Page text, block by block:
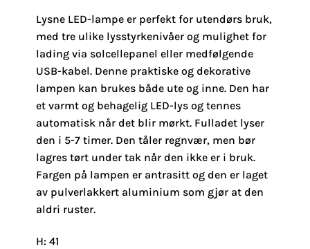
Lysne LED-lampe er perfekt for utendørs bruk,
med tre ulike lysstyrkenivåer og mulighet for
lading via solcellepanel eller medfølgende
USB-kabel. Denne praktiske og dekorative
lampen kan brukes både ute og inne. Den har
et varmt og behagelig LED-lys og tennes
automatisk når det blir mørkt. Fulladet lyser
den i 5-7 timer. Den tåler regnvær, men bør
lagres tørt under tak når den ikke er i bruk.
Fargen på lampen er antrasitt og den er laget
av pulverlakkert aluminium som gjør at den
aldri ruster.
H: 41